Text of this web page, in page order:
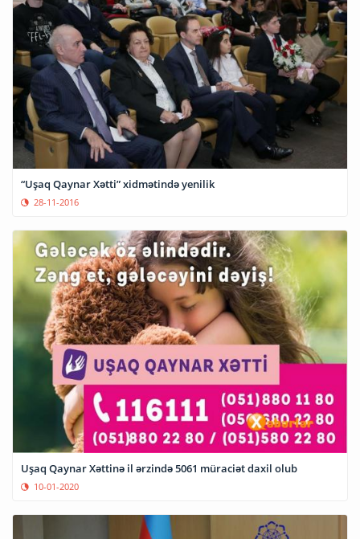
“Uşaq Qaynar Xətti” xidmətində yenilik
28-11-2016
Uşaq Qaynar Xəttinə il ərzində 5061 müraciət daxil olub
10-01-2020